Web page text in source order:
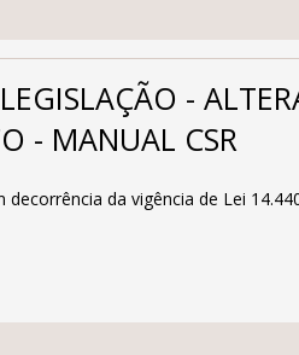
-
- MANUAL CSR
da vigência de Lei